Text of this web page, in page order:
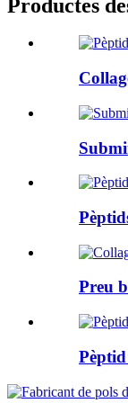
Productes
Preu
Pèptid